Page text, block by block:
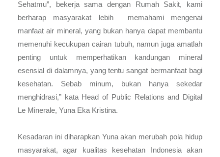
Sehatmu”, bekerja sama dengan Rumah Sakit, kami
berharap masyarakat lebih memahami mengenai
manfaat air mineral, yang bukan hanya dapat membantu
memenuhi kecukupan cairan tubuh, namun juga amatlah
penting untuk memperhatikan kandungan mineral
esensial di dalamnya, yang tentu sangat bermanfaat bagi
kesehatan. Sebab minum, bukan hanya sekedar
menghidrasi,” kata Head of Public Relations and Digital
Le Minerale, Yuna Eka Kristina.
Kesadaran ini diharapkan Yuna akan merubah pola hidup
masyarakat, agar kualitas kesehatan Indonesia akan